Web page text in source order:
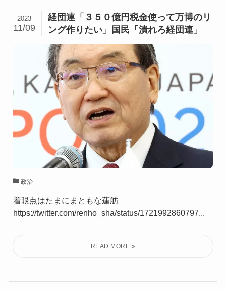
経団連「３５０億円税金使って万博のリ
ング作りたい」国民「潰れろ経団連」
2023
11/09
政治
着眼点はたまにまともな蓮舫
https://twitter.com/renho_sha/status/1721992860797...